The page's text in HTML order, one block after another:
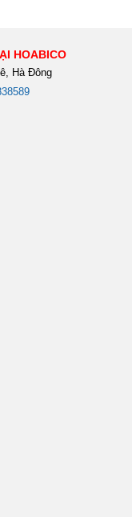
HOABICO
Hà Đông